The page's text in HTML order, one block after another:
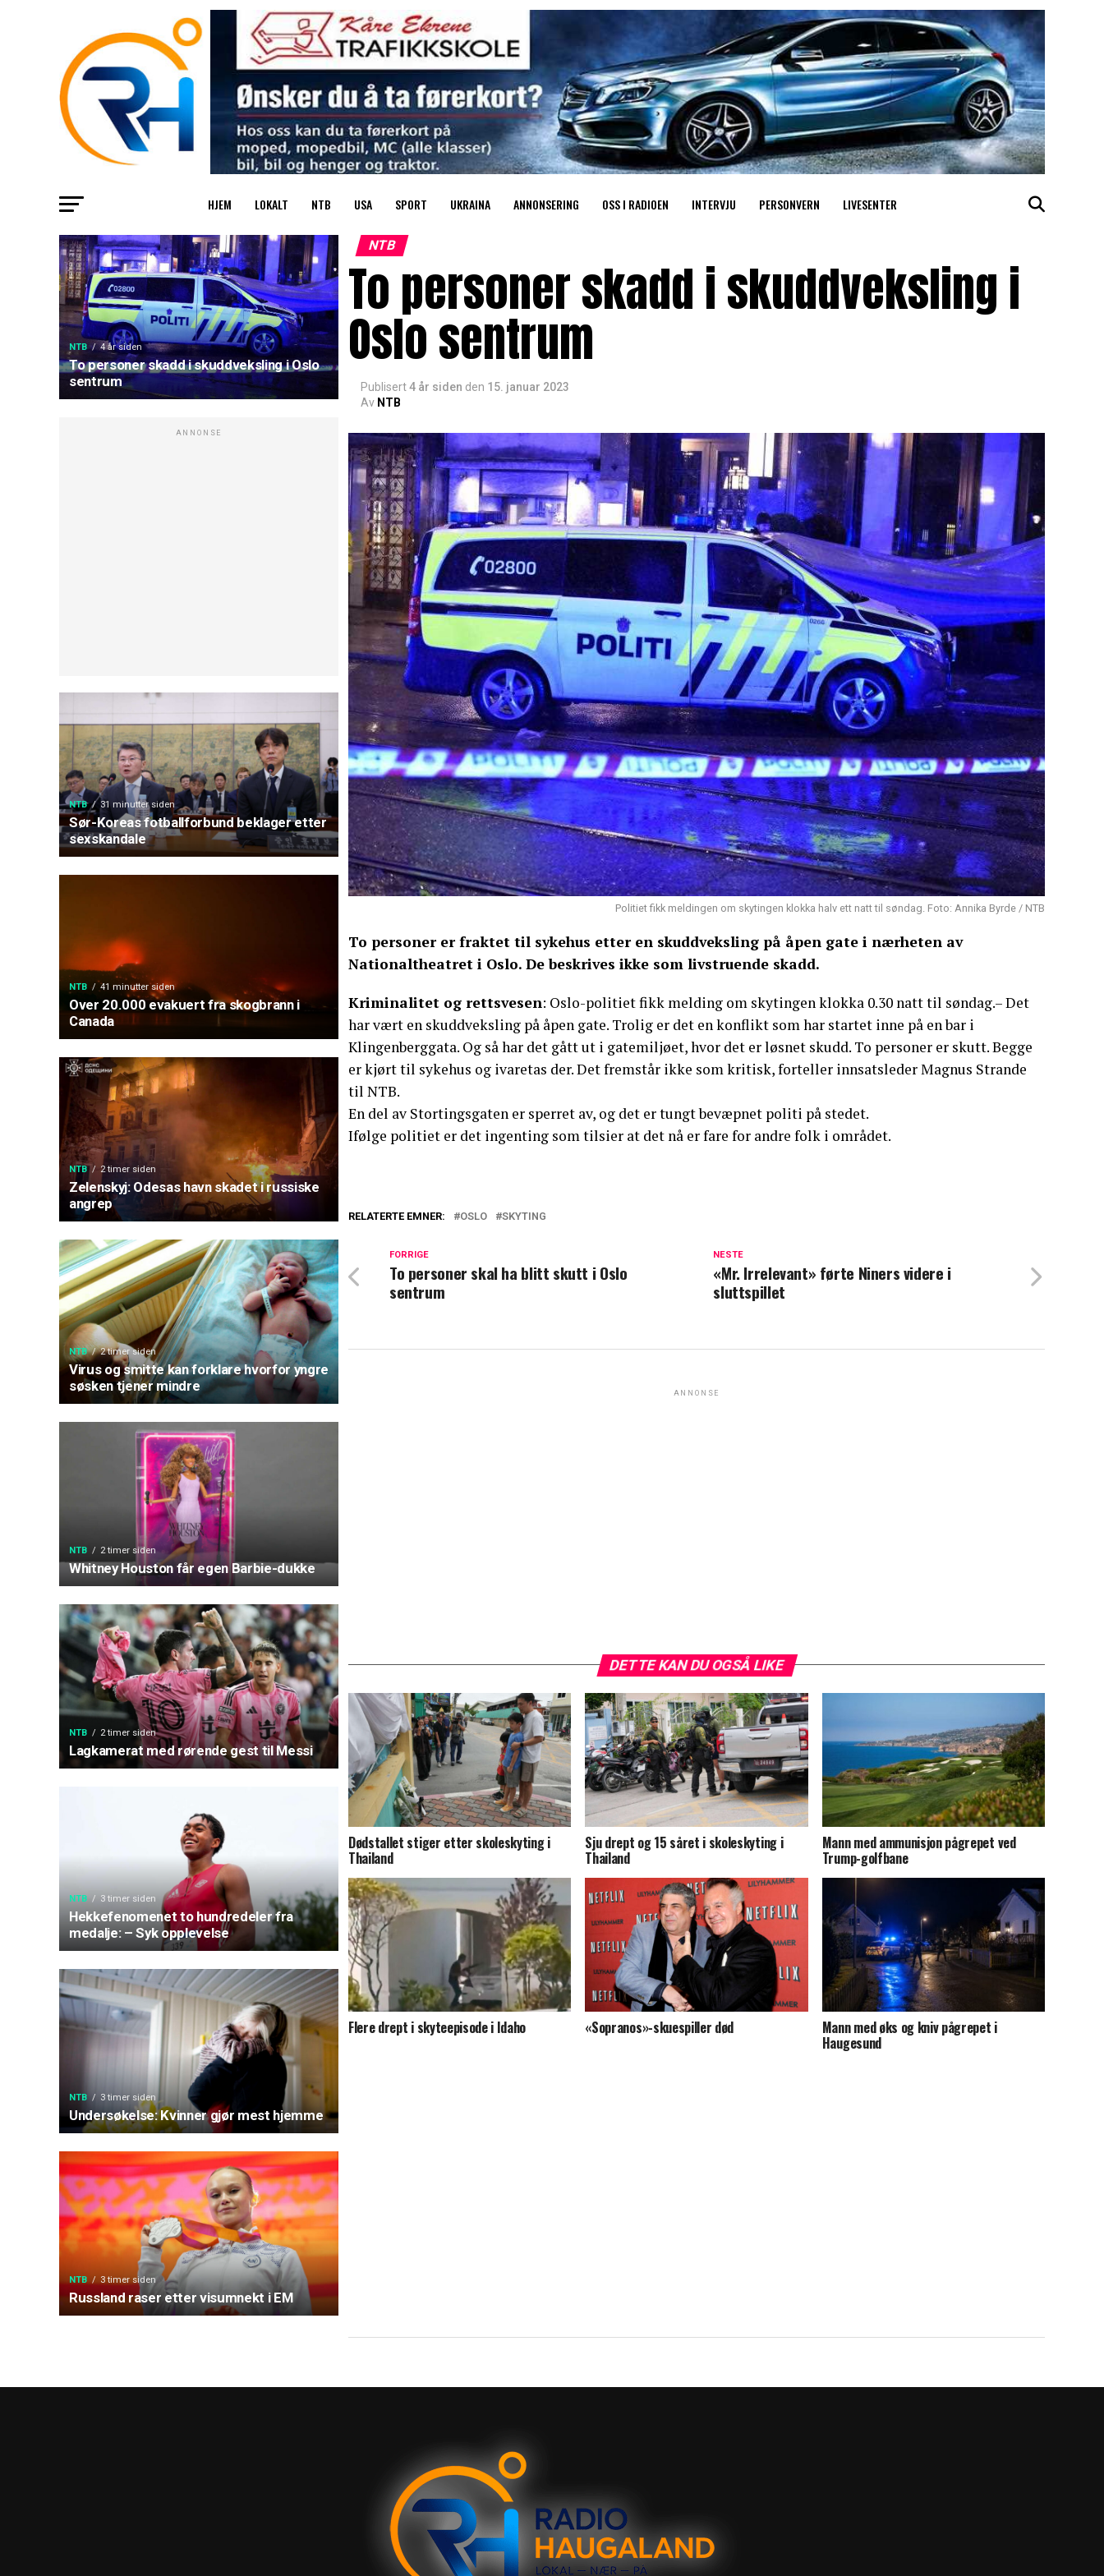
HJEM LOKALT NTB USA SPORT UKRAINA ANNONSERING OSS I RADIOEN INTERVJU PERSONVERN LIVESENTER
NTB 4 år siden
To personer skadd i skuddveksling i Oslo
sentrum
ANNONSE
NTB 31 minutter siden
Sør-Koreas fotballforbund beklager etter
sexskandale
NTB 41 minutter siden
Over 20.000 evakuert fra skogbrann i
Canada
NTB 2 timer siden
Zelenskyj: Odesas havn skadet i russiske
angrep
NTB 2 timer siden
Virus og smitte kan forklare hvorfor yngre
søsken tjener mindre
NTB 2 timer siden
Whitney Houston får egen Barbie-dukke
NTB 2 timer siden
Lagkamerat med rørende gest til Messi
NTB 3 timer siden
Hekkefenomenet to hundredeler fra
medalje: – Syk opplevelse
NTB 3 timer siden
Undersøkelse: Kvinner gjør mest hjemme
NTB 3 timer siden
Russland raser etter visumnekt i EM
NTB
To personer skadd i skuddveksling i
Oslo sentrum
Publisert4 år siden den 15. januar 2023
Av NTB
Politiet fikk meldingen om skytingen klokka halv ett natt til søndag. Foto: Annika Byrde / NTB
To personer er fraktet til sykehus etter en skuddveksling på åpen gate i nærheten av
Nationaltheatret i Oslo. De beskrives ikke som livstruende skadd.
Kriminalitet og rettsvesen: Oslo-politiet fikk melding om skytingen klokka 0.30 natt til søndag.– Det
har vært en skuddveksling på åpen gate. Trolig er det en konflikt som har startet inne på en bar i
Klingenberggata. Og så har det gått ut i gatemiljøet, hvor det er løsnet skudd. To personer er skutt. Begge
er kjørt til sykehus og ivaretas der. Det fremstår ikke som kritisk, forteller innsatsleder Magnus Strande
til NTB.
En del av Stortingsgaten er sperret av, og det er tungt bevæpnet politi på stedet.
Ifølge politiet er det ingenting som tilsier at det nå er fare for andre folk i området.
RELATERTE EMNER: OSLO SKYTING
NESTE
«Mr. Irrelevant» førte Niners videre i
sluttspillet
FORRIGE
To personer skal ha blitt skutt i Oslo
sentrum
ANNONSE
DETTE KAN DU OGSÅ LIKE
Dødstallet stiger etter skoleskyting i
Thailand
Sju drept og 15 såret i skoleskyting i
Thailand
Mann med ammunisjon pågrepet ved
Trump-golfbane
Flere drept i skyteepisode i Idaho «Sopranos»-skuespiller død Mann med øks og kniv pågrepet i
Haugesund